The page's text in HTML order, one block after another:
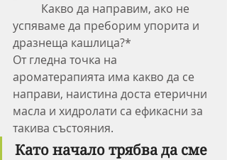
успяваме да преборим упорита и
дразнеща кашлица?*
От гледна точка на
ароматерапията има какво да се
направи, наистина доста етерични
масла и хидролати са ефикасни за
такива състояния.
Като начало трябва да сме